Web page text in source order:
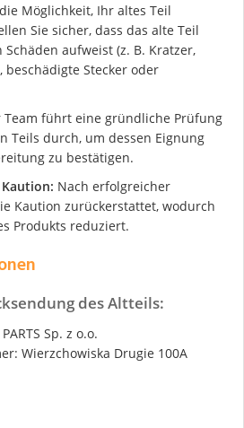
Möglichkeit, Ihr altes Teil
Sie sicher, dass das alte Teil
aufweist (z. B. Kratzer,
beschädigte Stecker oder
Team führt eine gründliche Prüfung
Teils durch, um dessen Eignung
zu bestätigen.
Nach erfolgreicher
Kaution zurückerstattet, wodurch
Produkts reduziert.
des Altteils:
Sp. z o.o.
Wierzchowiska Drugie 100A